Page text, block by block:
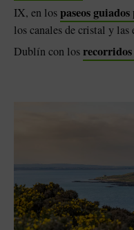
IX, en lospaseos
los canales de cristal y las
Dublín con los